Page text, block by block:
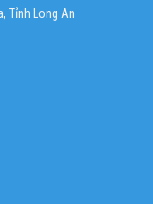
Tỉnh Long An